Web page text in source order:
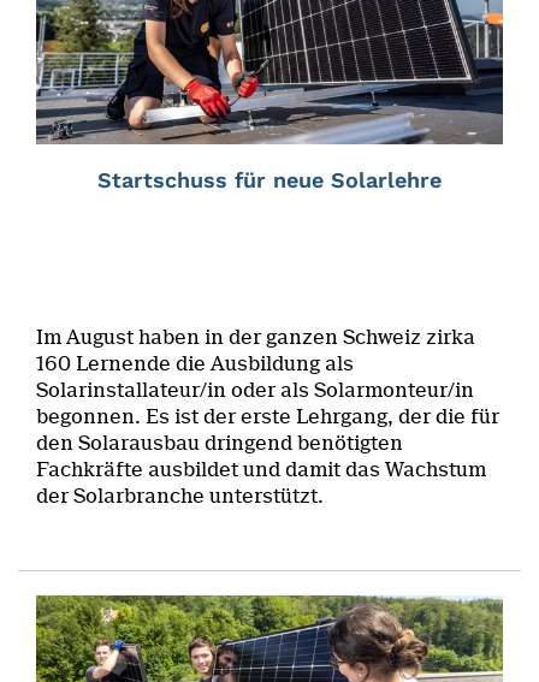
Startschuss für neue Solarlehre
Im August haben in der ganzen Schweiz zirka
160 Lernende die Ausbildung als
Solarinstallateur/in oder als Solarmonteur/in
begonnen. Es ist der erste Lehrgang, der die für
den Solarausbau dringend benötigten
Fachkräfte ausbildet und damit das Wachstum
der Solarbranche unterstützt.